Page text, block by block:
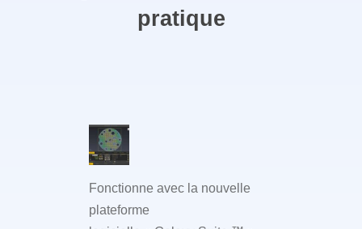
pratique
Fonctionne avec la nouvelle
plateforme